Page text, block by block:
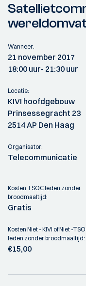
Wanneer:
21 november 2017
18:00 uur- 21:30 uur
Locatie:
KIVI hoofdgebouw
Prinsessegracht 23
2514 AP Den Haag
Organisator:
Telecommunicatie
Kosten TSOC leden zonder
broodmaaltijd:
Gratis
Kosten Niet - KIVI of Niet -
leden zonder broodmaaltijd:
€15,00